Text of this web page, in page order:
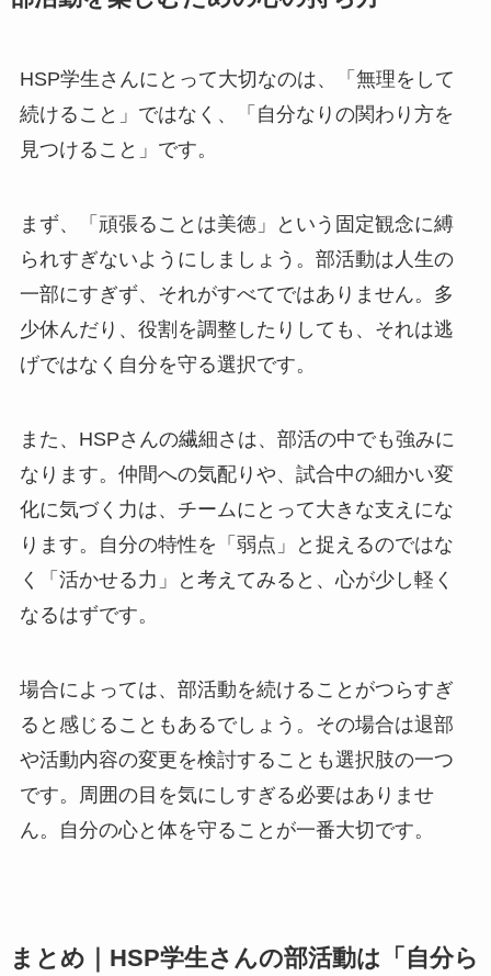
HSP学生さんにとって大切なのは、「無理をして
続けること」ではなく、「自分なりの関わり方を
見つけること」です。
まず、「頑張ることは美徳」という固定観念に縛
られすぎないようにしましょう。部活動は人生の
一部にすぎず、それがすべてではありません。多
少休んだり、役割を調整したりしても、それは逃
げではなく自分を守る選択です。
また、HSPさんの繊細さは、部活の中でも強みに
なります。仲間への気配りや、試合中の細かい変
化に気づく力は、チームにとって大きな支えにな
ります。自分の特性を「弱点」と捉えるのではな
く「活かせる力」と考えてみると、心が少し軽く
なるはずです。
場合によっては、部活動を続けることがつらすぎ
ると感じることもあるでしょう。その場合は退部
や活動内容の変更を検討することも選択肢の一つ
です。周囲の目を気にしすぎる必要はありませ
ん。自分の心と体を守ることが一番大切です。
まとめ｜HSP学生さんの部活動は「自分ら